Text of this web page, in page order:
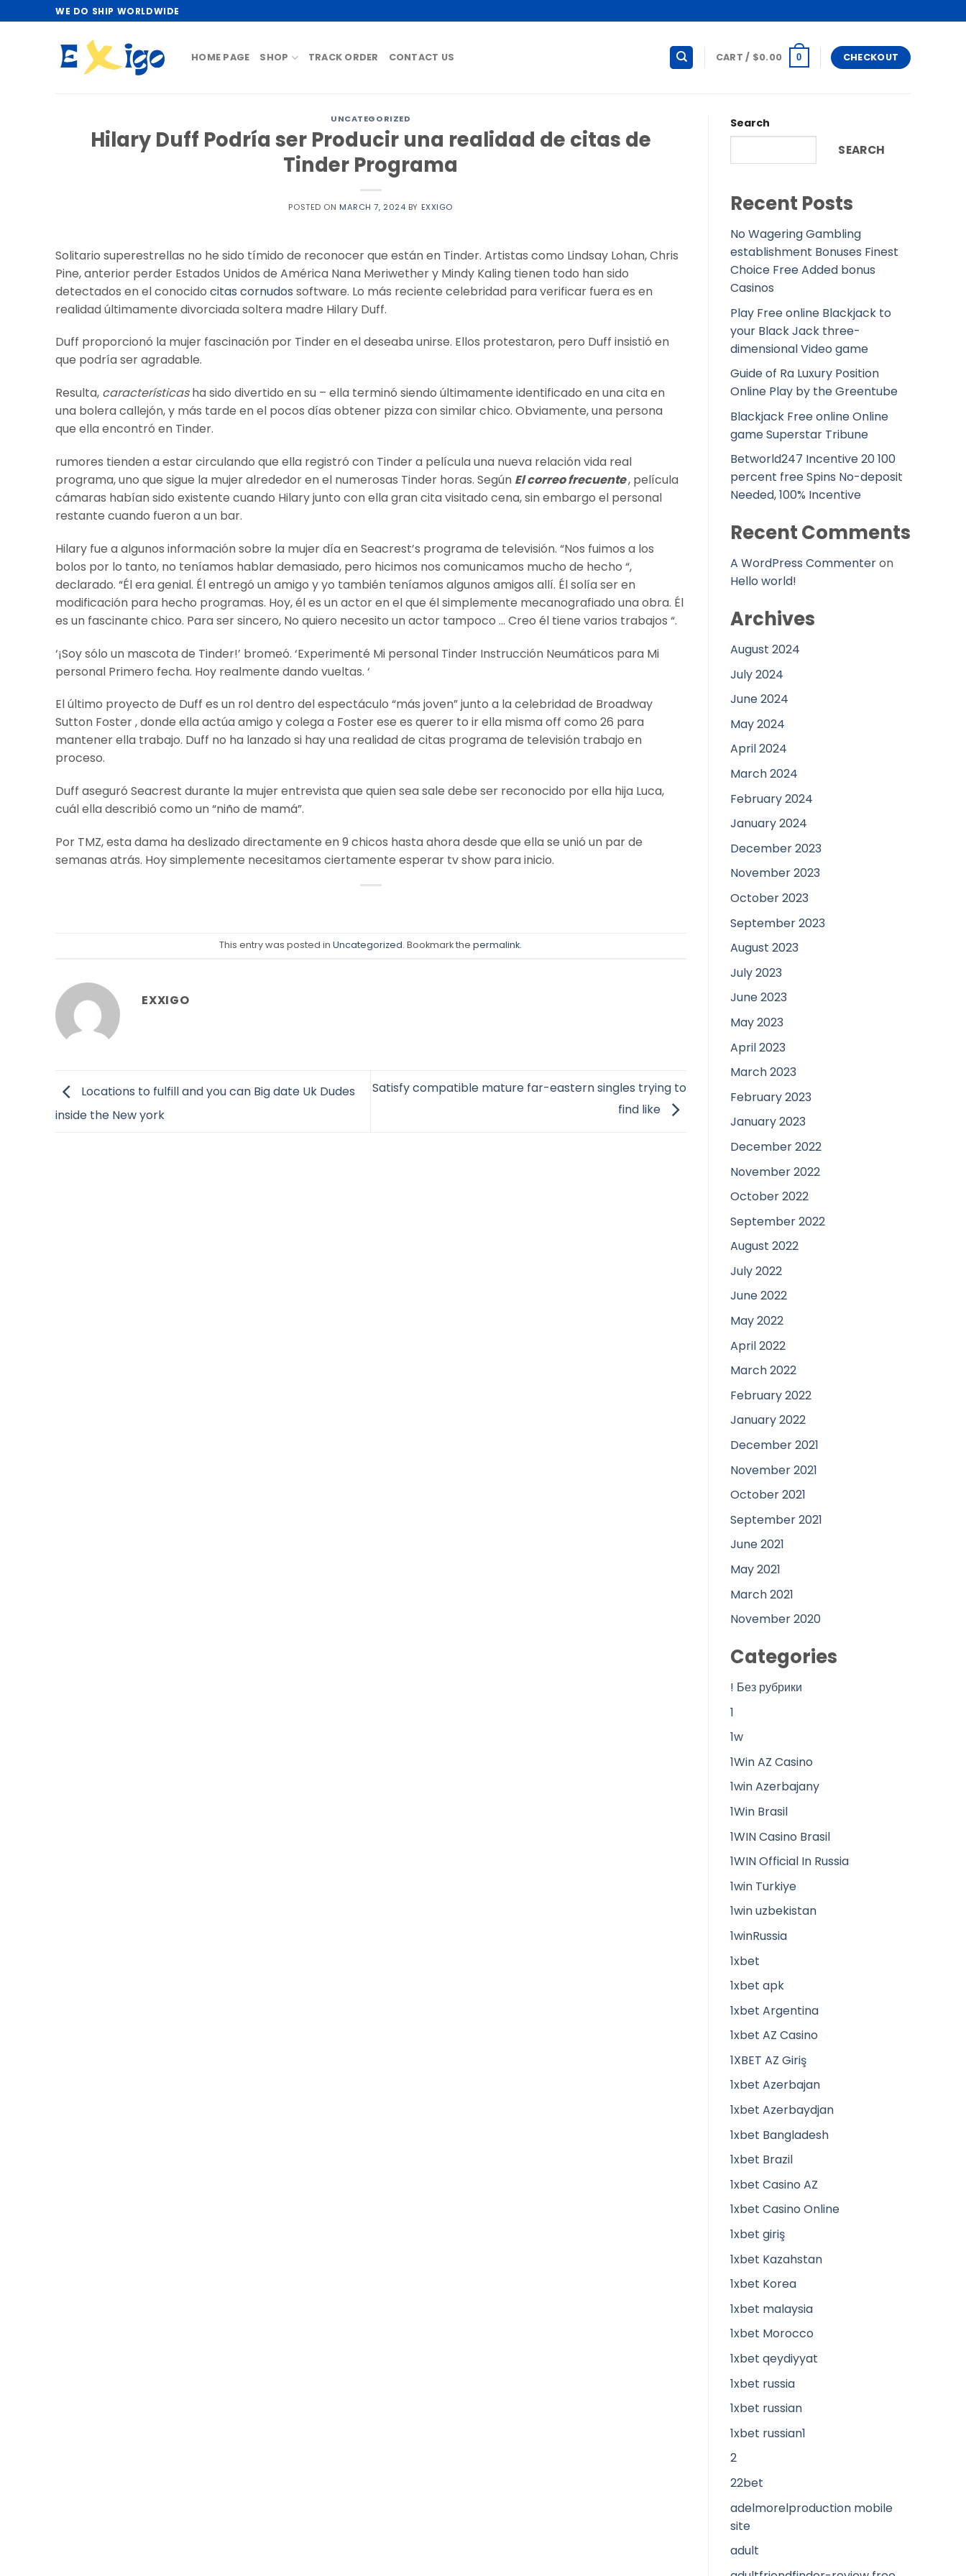
to
WE DO SHIP WORLDWIDE
HOME PAGE SHOP TRACK ORDER CONTACT US CART / $0.00 0 CHECKOUT
UNCATEGORIZED
Hilary Duff Podría ser Producir una realidad de citas de
Tinder Programa
POSTED ON MARCH 7, 2024 BY EXXIGO
Solitario superestrellas no he sido tímido de reconocer que están en Tinder. Artistas como Lindsay Lohan, Chris
Pine, anterior perder Estados Unidos de América Nana Meriwether y Mindy Kaling tienen todo han sido
detectados en el conocido citas cornudos software. Lo más reciente celebridad para verificar fuera es en
realidad últimamente divorciada soltera madre Hilary Duff.
Duff proporcionó la mujer fascinación por Tinder en el deseaba unirse. Ellos protestaron, pero Duff insistió en
que podría ser agradable.
Resulta, característicasha sido divertido en su – ella terminó siendo últimamente identificado en una cita en
una bolera callejón, y más tarde en el pocos días obtener pizza con similar chico. Obviamente, una persona
que ella encontró en Tinder.
rumores tienden a estar circulando que ella registró con Tinder a película una nueva relación vida real
programa, uno que sigue la mujer alrededor en el numerosas Tinder horas. Según El correo frecuente, película
cámaras habían sido existente cuando Hilary junto con ella gran cita visitado cena, sin embargo el personal
restante cuando fueron a un bar.
Hilary fue ​​a algunos información sobre la mujer día en Seacrest’s programa de televisión. “Nos fuimos a los
bolos por lo tanto, no teníamos hablar demasiado, pero hicimos nos comunicamos mucho de hecho “,
declarado. “Él era genial. Él entregó un amigo y yo también teníamos algunos amigos allí. Él solía ser en
modificación para hecho programas. Hoy, él es un actor en el que él simplemente mecanografiado una obra. Él
es un fascinante chico. Para ser sincero, No quiero necesito un actor tampoco … Creo él tiene varios trabajos “.
‘¡Soy sólo un mascota de Tinder!’ bromeó. ‘Experimenté Mi personal Tinder Instrucción Neumáticos para Mi
personal Primero fecha. Hoy realmente dando vueltas. ‘
El último proyecto de Duff es un rol dentro del espectáculo “más joven” junto a la celebridad de Broadway
Sutton Foster , donde ella actúa amigo y colega a Foster ese es querer to ir ella misma off como 26 para
mantener ella trabajo. Duff no ha lanzado si hay una realidad de citas programa de televisión trabajo en
proceso.
Duff aseguró Seacrest durante la mujer entrevista que quien sea sale debe ser reconocido por ella hija Luca,
cuál ella describió como un “niño de mamá”.
Por TMZ, esta dama ha deslizado directamente en 9 chicos hasta ahora desde que ella se unió un par de
semanas atrás. Hoy simplemente necesitamos ciertamente esperar tv show para inicio.
This entry was posted inUncategorized. Bookmark thepermalink.
EXXIGO
Locations to fulfill and you can Big date Uk Dudes
inside the New york
Satisfy compatible mature far-eastern singles trying to
find like
Search
SEARCH
Recent Posts
No Wagering Gambling
establishment Bonuses Finest
Choice Free Added bonus
Casinos
Play Free online Blackjack to
your Black Jack three-
dimensional Video game
Guide of Ra Luxury Position
Online Play by the Greentube
Blackjack Free online Online
game Superstar Tribune
Betworld247 Incentive 20 100
percent free Spins No-deposit
Needed, 100% Incentive
Recent Comments
A WordPress Commenteron
Hello world!
Archives
August 2024
July 2024
June 2024
May 2024
April 2024
March 2024
February 2024
January 2024
December 2023
November 2023
October 2023
September 2023
August 2023
July 2023
June 2023
May 2023
April 2023
March 2023
February 2023
January 2023
December 2022
November 2022
October 2022
September 2022
August 2022
July 2022
June 2022
May 2022
April 2022
March 2022
February 2022
January 2022
December 2021
November 2021
October 2021
September 2021
June 2021
May 2021
March 2021
November 2020
Categories
! Без рубрики
1
1w
1Win AZ Casino
1win Azerbajany
1Win Brasil
1WIN Casino Brasil
1WIN Official In Russia
1win Turkiye
1win uzbekistan
1winRussia
1xbet
1xbet apk
1xbet Argentina
1xbet AZ Casino
1XBET AZ Giriş
1xbet Azerbajan
1xbet Azerbaydjan
1xbet Bangladesh
1xbet Brazil
1xbet Casino AZ
1xbet Casino Online
1xbet giriş
1xbet Kazahstan
1xbet Korea
1xbet malaysia
1xbet Morocco
1xbet qeydiyyat
1xbet russia
1xbet russian
1xbet russian1
2
22bet
adelmorelproduction mobile
site
adult